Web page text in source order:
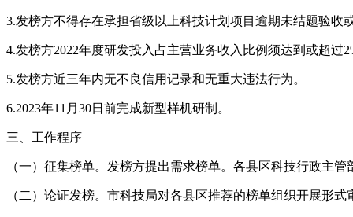
3.发榜方不得存在承担省级以上科技计划项目逾期未结题验
4.发榜方2022年度研发投入占主营业务收入比例须达到或超
5.发榜方近三年内无不良信用记录和无重大违法行为。
6.2023年11月30日前完成新型样机研制。
三、工作程序
（一）征集榜单。发榜方提出需求榜单。各县区科技行政主
（二）论证发榜。市科技局对各县区推荐的榜单组织开展形